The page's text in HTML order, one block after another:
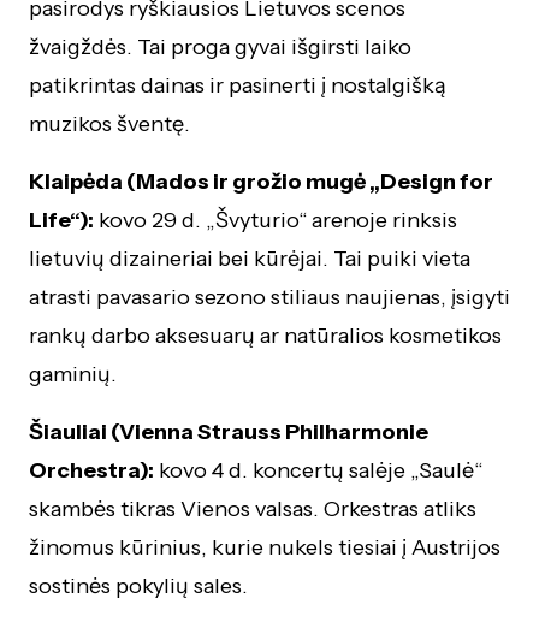
pasirodys ryškiausios Lietuvos scenos
žvaigždės. Tai proga gyvai išgirsti laiko
patikrintas dainas ir pasinerti į nostalgišką
muzikos šventę.
Klaipėda (Mados ir grožio mugė „Design for
Life“): kovo 29 d. „Švyturio“ arenoje rinksis
lietuvių dizaineriai bei kūrėjai. Tai puiki vieta
atrasti pavasario sezono stiliaus naujienas, įsigyti
rankų darbo aksesuarų ar natūralios kosmetikos
gaminių.
Šiauliai (Vienna Strauss Philharmonie
Orchestra): kovo 4 d. koncertų salėje „Saulė“
skambės tikras Vienos valsas. Orkestras atliks
žinomus kūrinius, kurie nukels tiesiai į Austrijos
sostinės pokylių sales.